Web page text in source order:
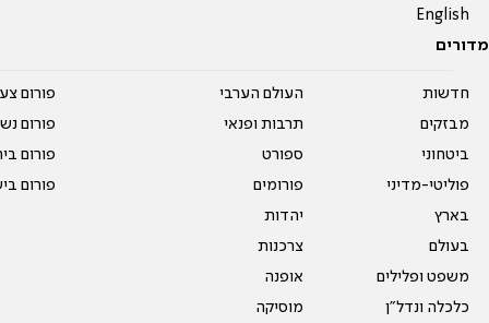
English
מדורים
חדשות
מבזקים
ביטחוני
פוליטי-מדיני
בארץ
בעולם
משפט ופלילים
כלכלה ונדל"ן
העולם הערבי
תרבות ופנאי
ספורט
פורומים
יהדות
צרכנות
אופנה
מוסיקה
פורום
פורום
פורום
פורום